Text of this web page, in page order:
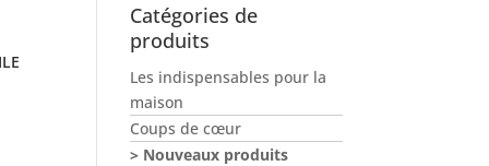
Catégories de
produits
Les indispensables pour la
maison
Coups de cœur
Nouveaux produits